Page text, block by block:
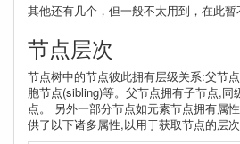
其他还有几个，但一般不太用到，在此暂
节点层次
节点树中的节点彼此拥有层级关系:父节
胞节点(sibling)等。父节点拥有子节点,同
点。 另外一部分节点如元素节点拥有属
供了以下诸多属性,以用于获取节点的层次